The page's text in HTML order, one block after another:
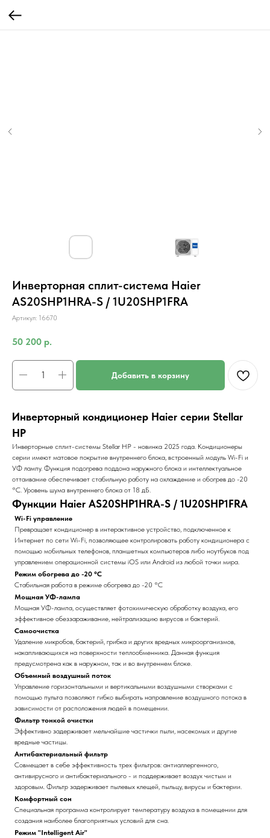
Инверторная сплит-система Haier
AS20SHP1HRA-S / 1U20SHP1FRA
Артикул: 16670
50 200 р.
Добавить в корзину
Инверторный кондиционер Haier серии Stellar
HP
Инверторные сплит-системы Stellar HP - новинка 2025 года. Кондиционеры
серии имеют матовое покрытие внутреннего блока, встроенный модуль Wi-Fi и
УФ лампу. Функция подогрева поддона наружного блока и интеллектуальное
оттаивание обеспечивает стабильную работу на охлаждение и обогрев до -20
°С. Уровень шума внутреннего блока от 18 дБ.
Функции Haier AS20SHP1HRA-S / 1U20SHP1FRA
Wi-Fi управление
Превращает кондиционер в интерактивное устройство, подключенное к
Интернет по сети Wi-Fi, позволяющее контролировать работу кондиционера с
помощью мобильных телефонов, планшетных компьютеров либо ноутбуков под
управлением операционной системы iOS или Android из любой точки мира.
Режим обогрева до -20 °С
Стабильная работа в режиме обогрева до -20 °С
Мощная УФ-лампа
Мощная УФ-лампа, осуществляет фотохимическую обработку воздуха, его
эффективное обеззараживание, нейтрализацию вирусов и бактерий.
Самоочистка
Удаление микробов, бактерий, грибка и других вредных микроорганизмов,
накапливающихся на поверхности теплообменника. Данная функция
предусмотрена как в наружном, так и во внутреннем блоке.
Объемный воздушный поток
Управление горизонтальными и вертикальными воздушными створками с
помощью пульта позволяют гибко выбирать направление воздушного потока в
зависимости от расположения людей в помещении.
Фильтр тонкой очистки
Эффективно задерживает мельчайшие частички пыли, насекомых и другие
вредные частицы.
Антибактериальный фильтр
Совмещает в себе эффективность трех фильтров: антиаллергенного,
антивирусного и антибактериального - и поддерживает воздух чистым и
здоровым. Фильтр задерживает пылевых клещей, пыльцу, вирусы и бактерии.
Комфортный сон
Специальная программа контролирует температуру воздуха в помещении для
создания наиболее благоприятных условий для сна.
Режим "Intelligent Air"